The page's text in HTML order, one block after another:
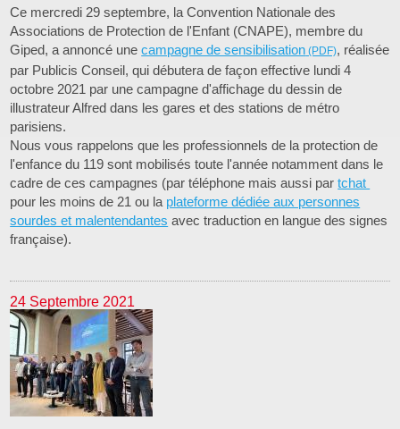
Ce mercredi 29 septembre, la Convention Nationale des
Associations de Protection de l'Enfant (CNAPE), membre du
Giped, a annoncé unecampagne de sensibilisation
, réalisée
par Publicis Conseil, qui débutera de façon effective lundi 4
octobre 2021 par une campagne d'affichage du dessin de
illustrateur Alfred dans les gares et des stations de métro
parisiens.
Nous vous rappelons que les professionnels de la protection de
l'enfance du 119 sont mobilisés toute l'année notamment dans le
cadre de ces campagnes (par téléphone mais aussi partchat
pour les moins de 21 ou la plateforme dédiée aux personnes
sourdes et malentendantes avec traduction en langue des signes
française).
24 Septembre 2021